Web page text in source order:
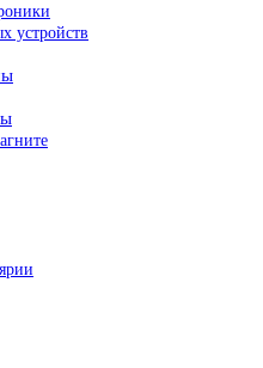
устройств